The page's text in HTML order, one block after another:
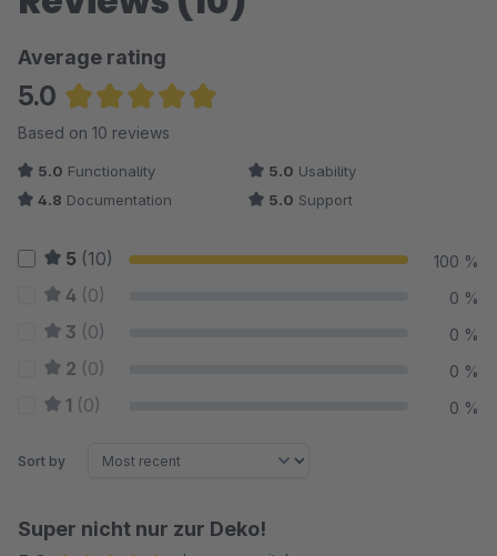
Average rating
5.0
Average rating of 4.95 out of 5 stars
Based on 10 reviews
5.0 Functionality 5.0 Usability
4.8 Documentation 5.0 Support
5 (10) 100 %
4 (0) 0 %
3 (0) 0 %
2 (0) 0 %
1 (0) 0 %
Sort by
Super nicht nur zur Deko!